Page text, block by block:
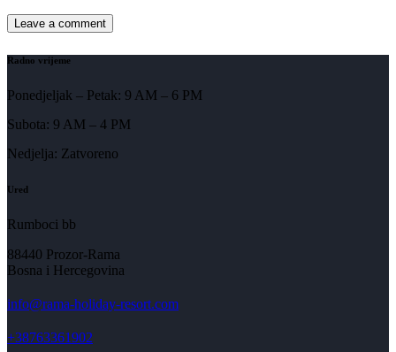
Radno vrijeme
Ponedjeljak – Petak: 9 AM – 6 PM
Subota: 9 AM – 4 PM
Nedjelja: Zatvoreno
Ured
Rumboci bb
88440 Prozor-Rama
Bosna i Hercegovina
info@rama-holiday-resort.com
+38763361902